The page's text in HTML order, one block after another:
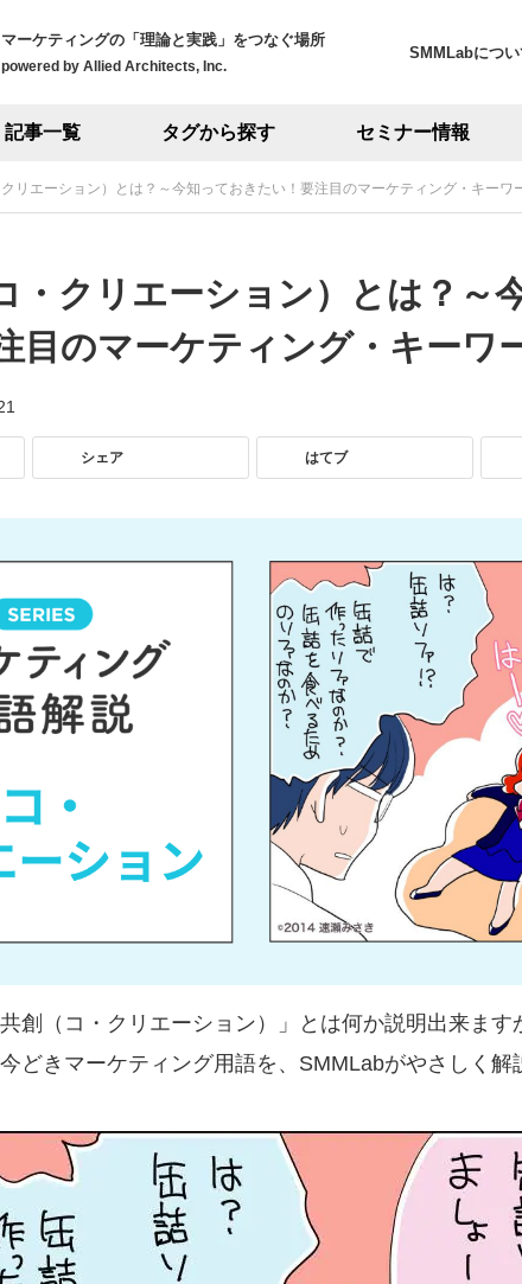
マーケティングの「理論と実践」をつなぐ場所
powered by Allied Architects, Inc.
記事一覧 タグから探す セミナー情報
SMMLabについ
リエーション）とは？～今知っておきたい！要注目のマーケティング・キーワ
・クリエーション）とは？～
目のマーケティング・キーワ
シェア はてブ
創（コ・クリエーション）」とは何か説明出来ます
どきマーケティング用語を、SMMLabがやさしく解